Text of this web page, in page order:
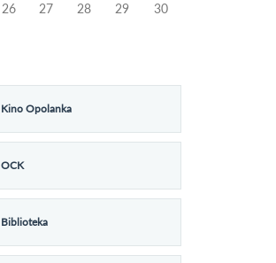
26 27 28 29 30
Kino Opolanka
OCK
Biblioteka